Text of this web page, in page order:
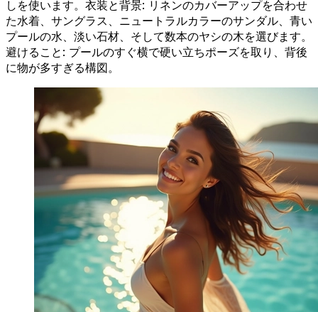
しを使います。衣装と背景: リネンのカバーアップを合わせ
た水着、サングラス、ニュートラルカラーのサンダル、青い
プールの水、淡い石材、そして数本のヤシの木を選びます。
避けること: プールのすぐ横で硬い立ちポーズを取り、背後
に物が多すぎる構図。